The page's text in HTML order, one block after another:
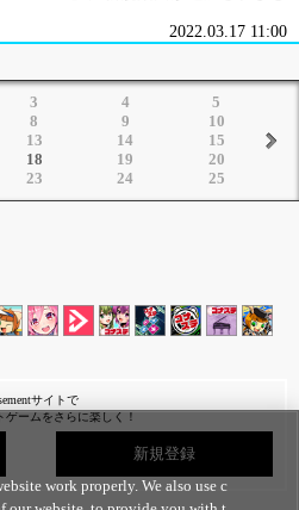
2022.03.17 11:00
3 4
5
8 9
10
13 14
15
18 19
20
23 24 25
サイトで
ゲームをさらに楽しく！
新規登録
work properly. We also use c